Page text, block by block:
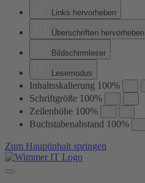
Links hervorheben
Überschriften hervorheben
Bildschirmleser
Lesemodus
Inhaltsskalierung 100%
Schriftgröße 100%
Zeilenhöhe 100%
Buchstabenabstand 100%
Zum Hauptinhalt springen